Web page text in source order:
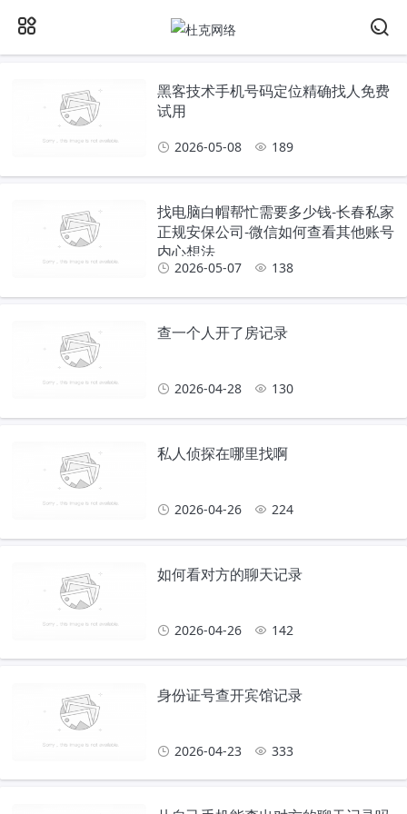
黑客技术手机号码定位精确找人免费
试用
2026-05-08 189
找电脑白帽帮忙需要多少钱-长春私家
正规安保公司-微信如何查看其他账号
内心想法
2026-05-07 138
查一个人开了房记录
2026-04-28 130
私人侦探在哪里找啊
2026-04-26 224
如何看对方的聊天记录
2026-04-26 142
身份证号查开宾馆记录
2026-04-23 333